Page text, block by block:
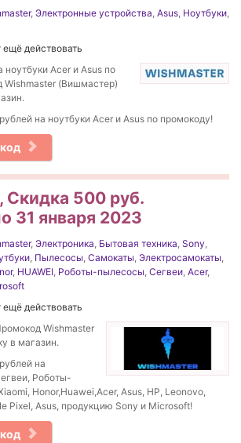
, Электронные устройства, Asus, Ноутбуки,
действовать
Acer и Asus по
Wishmaster (Вишмастер)
на ноутбуки Acer и Asus по промокоду!
Скидка 500 руб.
31 января 2023
, Электроника, Бытовая техника, Sony,
, Пылесосы, Самокаты, Электросамокаты,
, HUAWEI, Роботы-пылесосы, Сегвеи, Acer,
действовать
Wishmaster
в магазин.
на
Роботы-
Honor,Huawei,Acer, Asus, HP, Leonovo,
Pixel, Asus, продукцию Sony и Microsoft!